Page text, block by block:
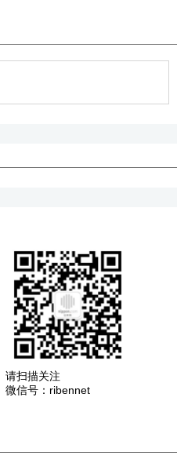
请扫描关注
微信号：ribennet